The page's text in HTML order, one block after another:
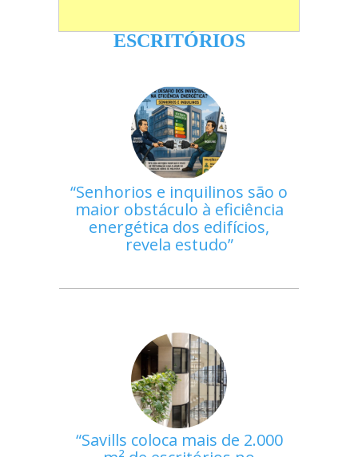
ESCRITÓRIOS
Senhorios e inquilinos são o
maior obstáculo à eficiência
energética dos edifícios,
revela estudo
Savills coloca mais de 2.000